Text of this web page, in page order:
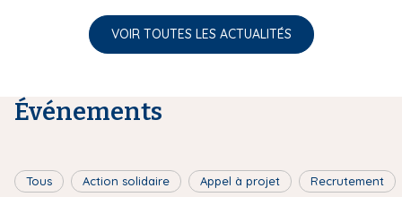
VOIR TOUTES LES ACTUALITÉS
Événements
Tous Action solidaire Appel à projet Recrutement